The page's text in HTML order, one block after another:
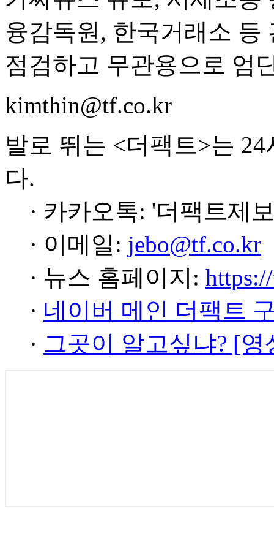
융감독원, 한국거래소 등
점검하고 무관용으로 엄
kimthin@tf.co.kr
발로 뛰는 <더팩트>는
다.
· 카카오톡: '더팩트제
· 이메일: jebo@tf.co.kr
· 뉴스 홈페이지:
· 네이버 메인 더팩트
· 그곳이 알고싶냐? [